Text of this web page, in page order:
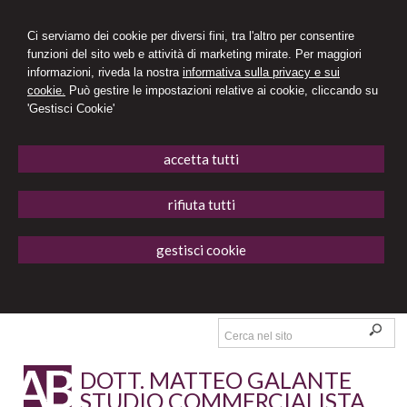
Ci serviamo dei cookie per diversi fini, tra l'altro per consentire
funzioni del sito web e attività di marketing mirate. Per maggiori
informazioni, riveda la nostra informativa sulla privacy e sui
cookie. Può gestire le impostazioni relative ai cookie, cliccando su
'Gestisci Cookie'
accetta tutti
rifiuta tutti
gestisci cookie
DOTT. MATTEO GALANTE
STUDIO COMMERCIALISTA